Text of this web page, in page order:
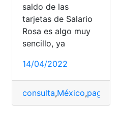
saldo de las
tarjetas de Salario
Rosa es algo muy
sencillo, ya
14/04/2022
consulta,México,pago